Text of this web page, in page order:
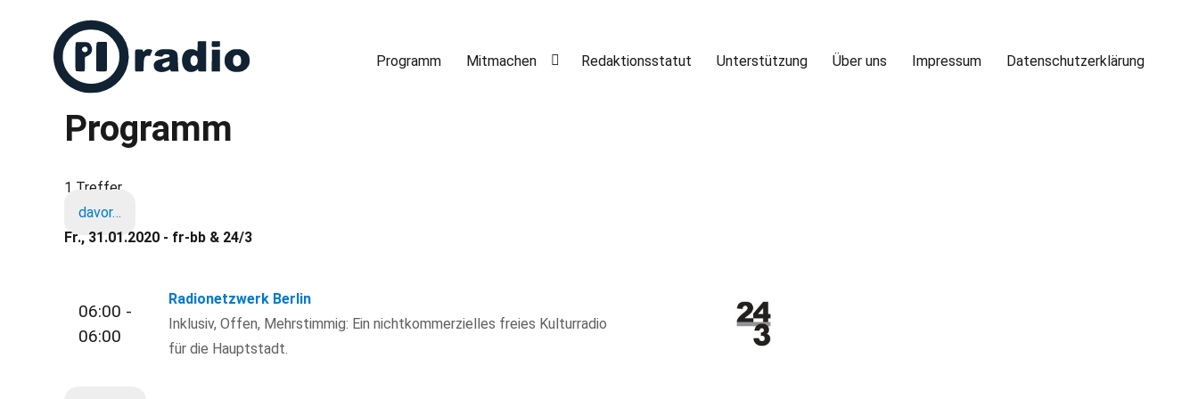
Freies Radio in Berlin
Programm Mitmachen Redaktionsstatut Unterstützung Über uns Impressum Datenschutzerklärung
Programm
1 Treffer
davor…
Fr., 31.01.2020 - fr-bb & 24/3
06:00 -
06:00
Radionetzwerk Berlin
Inklusiv, Offen, Mehrstimmig: Ein nichtkommerzielles freies Kulturradio
für die Hauptstadt.